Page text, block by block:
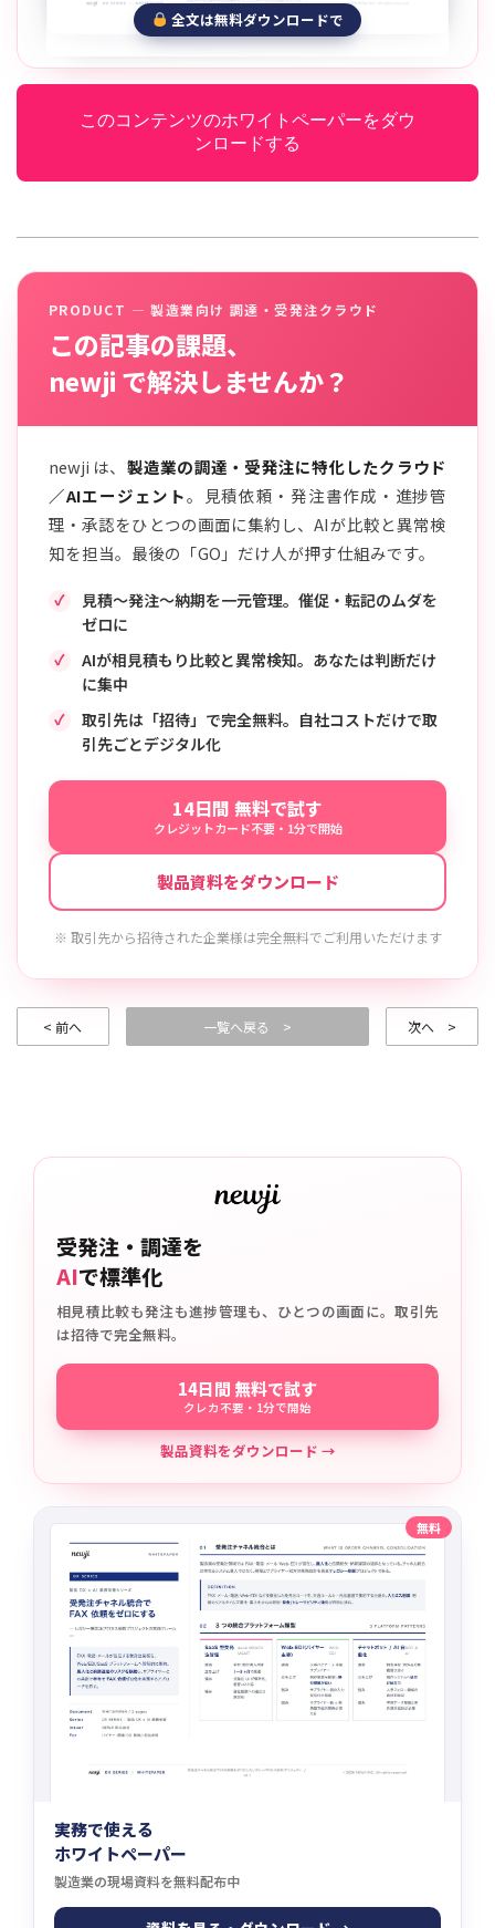
全文は無料ダウンロードで
このコンテンツのホワイトペーパーをダウ
ンロードする
PRODUCT — 製造業向け 調達・受発注クラウド
この記事の課題、
newji で解決しませんか？
newji は、 製造業の調達・受発注に特化したクラウド
／AIエージェント。見積依頼・発注書作成・進捗管
理・承認をひとつの画面に集約し、AIが比較と異常検
知を担当。最後の「GO」だけ人が押す仕組みです。
見積〜発注〜納期を一元管理。催促・転記のムダを
ゼロに
AIが相見積もり比較と異常検知。あなたは判断だけ
に集中
取引先は「招待」で完全無料。自社コストだけで取
引先ごとデジタル化
14日間 無料で試す
クレジットカード不要・1分で開始
製品資料をダウンロード
※ 取引先から招待された企業様は完全無料でご利用いただけます
< 前へ 一覧へ戻る > 次へ >
受発注・調達を
AIで標準化
相見積比較も発注も進捗管理も、ひとつの画面に。取引先
は招待で完全無料。
14日間 無料で試す
クレカ不要・1分で開始
製品資料をダウンロード →
無料
実務で使える
ホワイトペーパー
製造業の現場資料を無料配布中